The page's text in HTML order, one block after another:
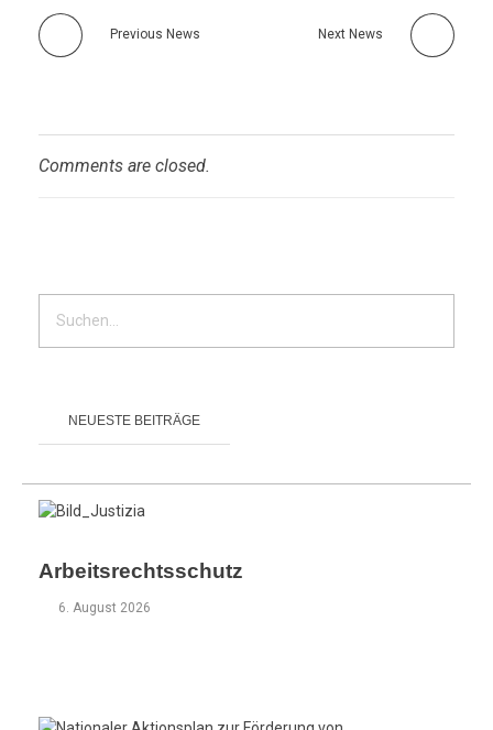
Previous News Next News
Comments are closed.
NEUESTE BEITRÄGE
Arbeitsrechtsschutz
6. August 2026